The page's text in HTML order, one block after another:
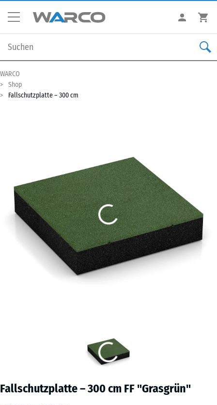
WARCO
Shop
Fallschutzplatte – 300 cm
Fallschutzplatte – 300 cm FF "Grasgrün"